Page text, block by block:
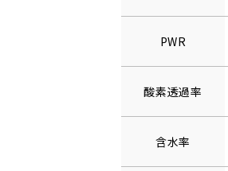
PWR
酸素透過率
含水率